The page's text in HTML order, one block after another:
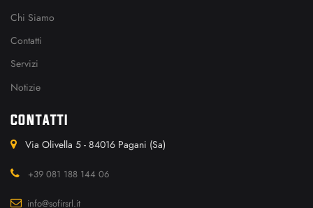
Chi Siamo
Contatti
Servizi
Notizie
CONTATTI
Via Olivella 5 - 84016 Pagani (Sa)
+39 081 188 144 06
info@sofirsrl.it